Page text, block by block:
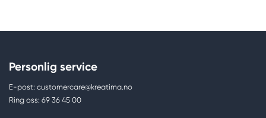
Personlig service
E-post: customercare@kreatima.no
Ring oss: 69 36 45 00